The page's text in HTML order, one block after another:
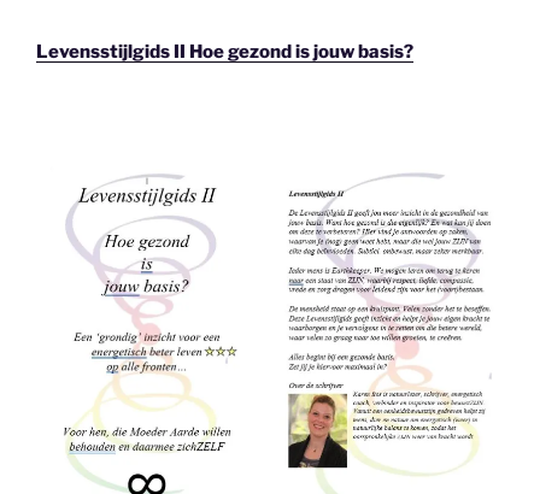
Levensstijlgids II Hoe gezond is jouw basis?